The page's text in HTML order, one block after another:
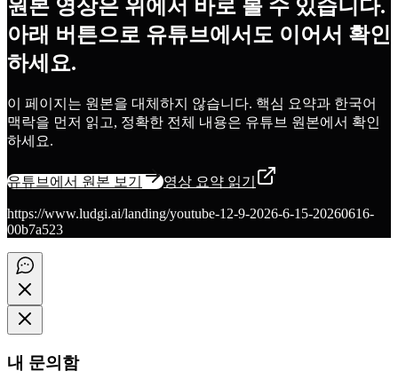
원본 영상은 위에서 바로 볼 수 있습니다.
아래 버튼으로 유튜브에서도 이어서 확인
하세요.
이 페이지는 원본을 대체하지 않습니다. 핵심 요약과 한국어
맥락을 먼저 읽고, 정확한 전체 내용은 유튜브 원본에서 확인
하세요.
유튜브에서 원본 보기 영상 요약 읽기
https://www.ludgi.ai/landing/youtube-12-9-2026-6-15-20260616-
00b7a523
내 문의함